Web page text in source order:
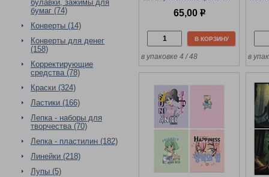
булавки, зажимы для
бумаг (74)
Конверты (14)
Конверты для денег
(158)
Корректирующие
средства (78)
Краски (324)
Ластики (166)
Лепка - наборы для
творчества (70)
Лепка - пластилин (182)
Линейки (218)
Лупы (5)
65,00 р
В КОРЗИНУ
в упаковке 4 / 48 в